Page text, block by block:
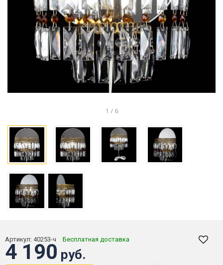
1 / 6
Артикул: 40253-ч Бесплатная доставка
4 190 руб.